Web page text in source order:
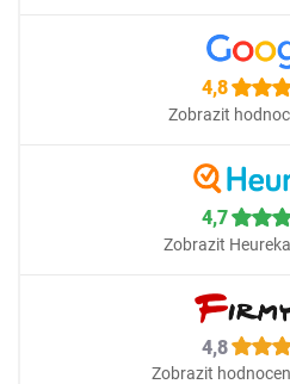
4,8
Zobrazit
4,7
Zobrazit
4,8
Zobrazit